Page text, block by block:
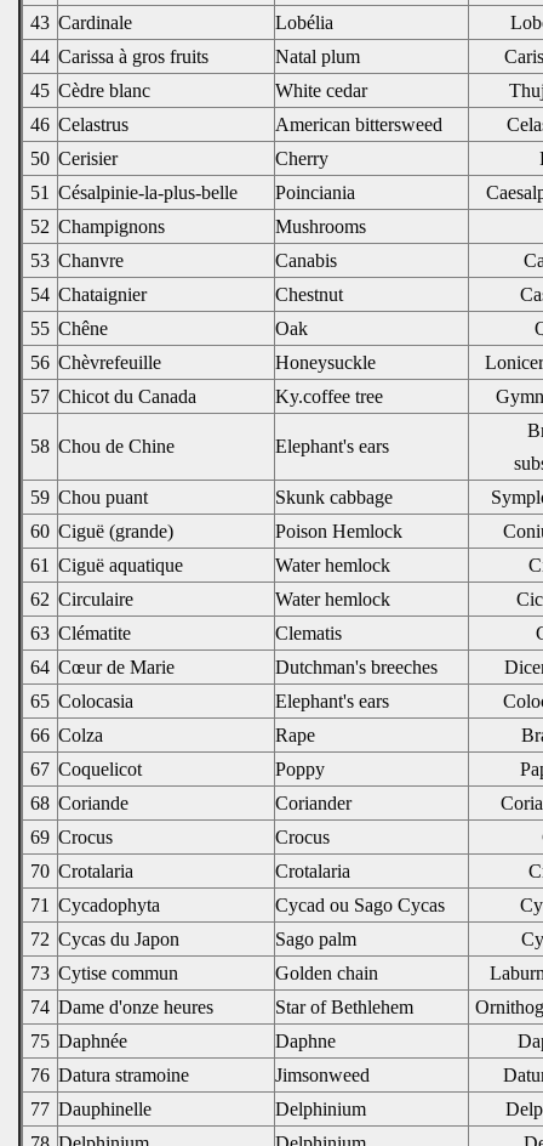
43 Cardinale Lobélia
44 Carissa à gros fruits Natal plum
45 Cèdre blanc White cedar
46 Celastrus American bittersweed
50 Cerisier Cherry
51 Césalpinie-la-plus-belle Poinciania
52 Champignons
Mushrooms
53 Chanvre Canabis
54 Chataignier Chestnut
55 Chêne Oak
56 Chèvrefeuille Honeysuckle
57 Chicot du Canada Ky.coffee tree
58 Chou de Chine Elephant's ears
59 Chou puant Skunk cabbage
60 Ciguë (grande) Poison Hemlock
61 Ciguë aquatique Water hemlock
62 Circulaire Water hemlock
63 Clématite Clematis
64 Cœur de Marie Dutchman's breeches
65 Colocasia Elephant's ears
66 Colza Rape
67 Coquelicot Poppy
68 Coriande Coriander
69 Crocus Crocus
70 Crotalaria Crotalaria
71 Cycadophyta Cycad ou Sago Cycas
72 Cycas du Japon Sago palm
73 Cytise commun Golden chain
74 Dame d'onze heures Star of Bethlehem
75 Daphnée Daphne
76 Datura stramoine Jimsonweed
77 Dauphinelle Delphinium